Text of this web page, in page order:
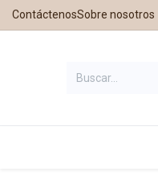
ContáctenosSobre nosotros